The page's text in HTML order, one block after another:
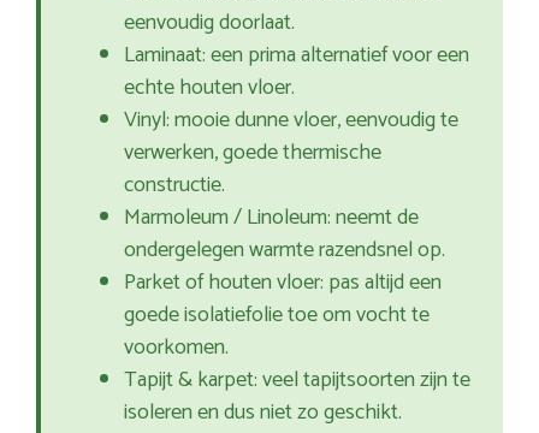
eenvoudig doorlaat.
Laminaat: een prima alternatief voor een
echte houten vloer.
Vinyl: mooie dunne vloer, eenvoudig te
verwerken, goede thermische
constructie.
Marmoleum / Linoleum: neemt de
ondergelegen warmte razendsnel op.
Parket of houten vloer: pas altijd een
goede isolatiefolie toe om vocht te
voorkomen.
Tapijt & karpet: veel tapijtsoorten zijn te
isoleren en dus niet zo geschikt.